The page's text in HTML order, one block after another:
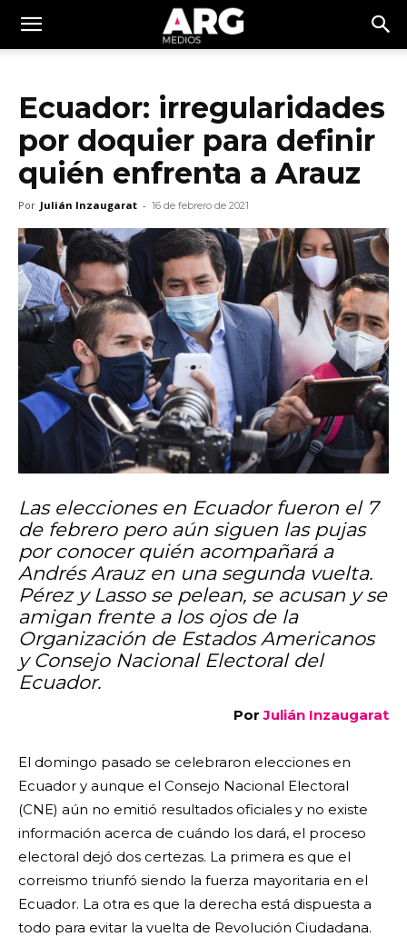
Ecuador: irregularidades
por doquier para definir
quién enfrenta a Arauz
Por Julián Inzaugarat - 16 de febrero de 2021
Las elecciones en Ecuador fueron el 7
de febrero pero aún siguen las pujas
por conocer quién acompañará a
Andrés Arauz en una segunda vuelta.
Pérez y Lasso se pelean, se acusan y se
amigan frente a los ojos de la
Organización de Estados Americanos
y Consejo Nacional Electoral del
Ecuador.
PorJulián Inzaugarat
El domingo pasado se celebraron elecciones en
Ecuador y aunque el Consejo Nacional Electoral
(CNE) aún no emitió resultados oficiales y no existe
información acerca de cuándo los dará, el proceso
electoral dejó dos certezas. La primera es que el
correismo triunfó siendo la fuerza mayoritaria en el
Ecuador. La otra es que la derecha está dispuesta a
todo para evitar la vuelta de Revolución Ciudadana.